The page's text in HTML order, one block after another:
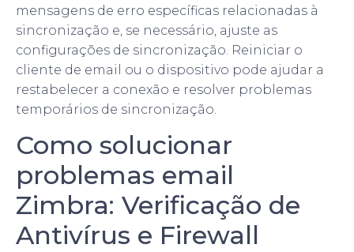
mensagens de erro específicas relacionadas à
sincronização e, se necessário, ajuste as
configurações de sincronização. Reiniciar o
cliente de email ou o dispositivo pode ajudar a
restabelecer a conexão e resolver problemas
temporários de sincronização.
Como solucionar
problemas email
Zimbra: Verificação de
Antivírus e Firewall